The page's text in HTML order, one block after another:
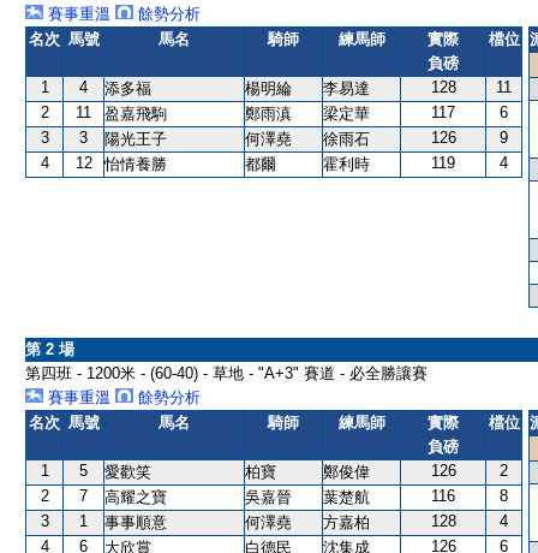
賽事重溫
餘勢分析
名次 馬號 馬名 騎師 練馬師
實際
負磅
檔位
1 4 添多福 楊明綸 李易達 128
11
2
11 盈嘉飛駒 鄭雨滇 梁定華 117
6
3
3 陽光王子 何澤堯 徐雨石 126
9
4
12 怡情養勝 都爾 霍利時 119 4
第 2 場
第四班 - 1200米 - (60-40) - 草地 - "A+3" 賽道 - 必全勝讓賽
賽事重溫
餘勢分析
名次 馬號 馬名 騎師 練馬師
實際
負磅
檔位
1 5 愛歡笑 柏寶 鄭俊偉 126
2
2
7 高耀之寶 吳嘉晉 葉楚航 116
8
3
1 事事順意 何澤堯 方嘉柏 128
4
4
6 大欣賞 白德民 沈集成 126 6